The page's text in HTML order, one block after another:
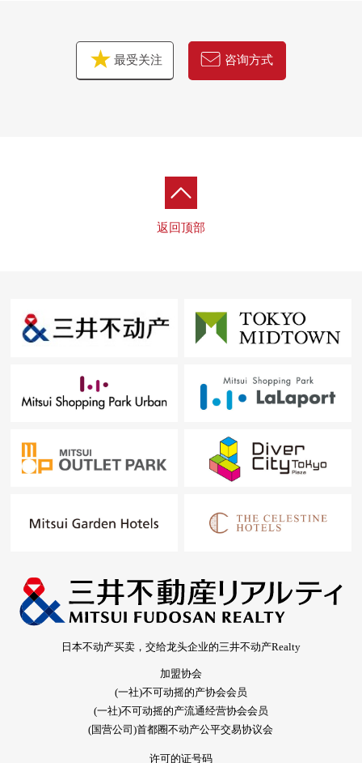
最受关注 咨询方式
返回顶部
日本不动产买卖，交给龙头企业的三井不动产Realty
加盟协会
(一社)不可动摇的产协会会员
(一社)不可动摇的产流通经营协会会员
(国营公司)首都圈不动产公平交易协议会
许可的证号码